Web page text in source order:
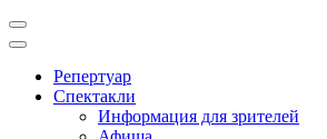
Репертуар
Спектакли
Информация для зрителей